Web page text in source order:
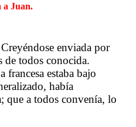
a Juan.
enviada por
de todos conocida.
estaba bajo
había
que a todos convenía, lo